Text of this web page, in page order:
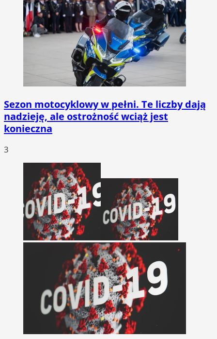
Sezon motocyklowy w pełni. Te liczby dają
nadzieję, ale ostrożność wciąż jest
konieczna
3